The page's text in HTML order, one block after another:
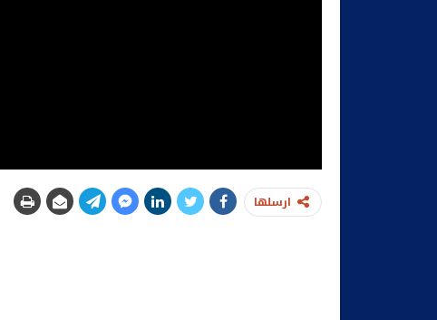
ارسلها